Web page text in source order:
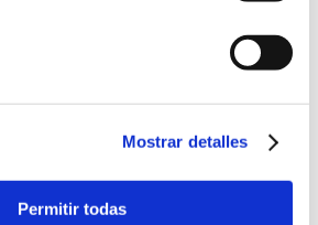
Mostrar detalles
Permitir todas